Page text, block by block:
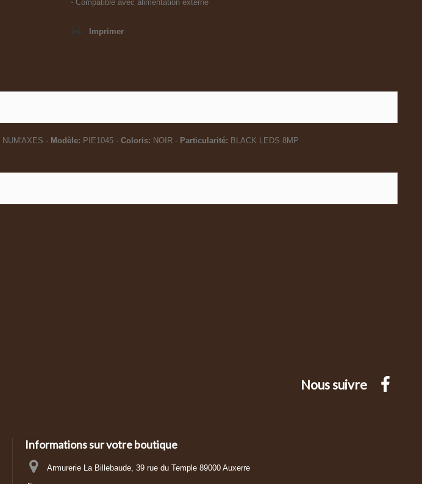
- Compatible avec alimentation externe
Imprimer
NUM'AXES - Modèle: PIE1045 - Coloris: NOIR - Particularité: BLACK LEDS 8MP
Nous suivre
Informations sur votre boutique
Armurerie La Billebaude, 39 rue du Temple 89000 Auxerre